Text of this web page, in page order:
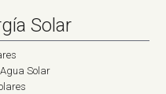
Solar
Solar